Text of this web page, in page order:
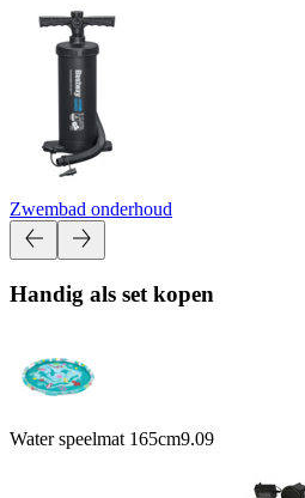
Zwembad onderhoud
Handig als set kopen
Water speelmat 165cm9.09